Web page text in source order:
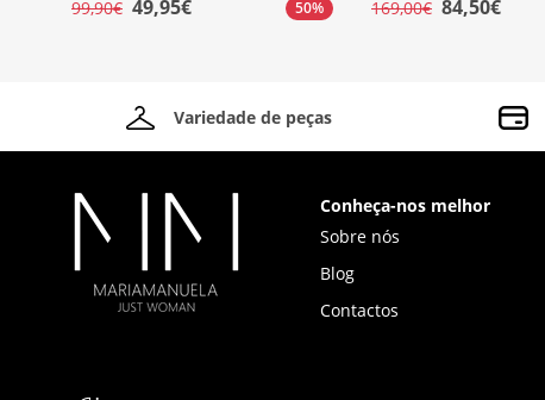
99,90€ 49,95€ 50%
169,00€ 84,50€
Variedade de peças
Conheça-nos melhor
Sobre nós
Blog
Contactos